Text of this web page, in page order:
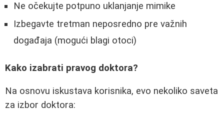
Ne očekujte potpuno uklanjanje mimike
Izbegavte tretman neposredno pre važnih
događaja (mogući blagi otoci)
Kako izabrati pravog doktora?
Na osnovu iskustava korisnika, evo nekoliko saveta
za izbor doktora: